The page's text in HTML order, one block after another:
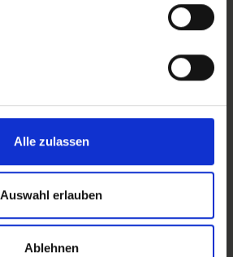
Alle zulassen
Auswahl erlauben
Ablehnen